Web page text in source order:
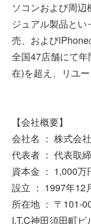
ソコンおよび周
ジュアル製品と
売、およびiPhone
全国47店舗にて
在)を超え、リユ
【会社概要】
会社名 ： 株式会
代表者 ： 代表取
資本金 ： 1,000万
設立 ： 1997年12
所在地 ： 〒101-
I.T.C神田須田町ビ